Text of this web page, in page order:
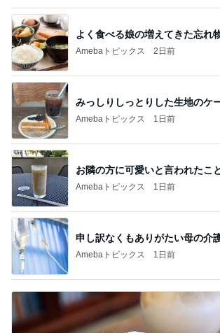
よく食べる娘の増えてきた忘れ
Amebaトピックス 2日前
みっしりしっとりした生地のケ
Amebaトピックス 1日前
お隣の方に可愛いと言われたこ
Amebaトピックス 1日前
申し訳なくもありがたい母の介
Amebaトピックス 1日前